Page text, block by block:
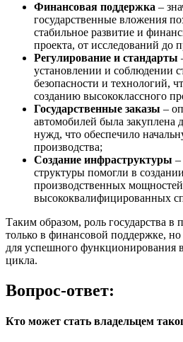
Финансовая поддержка –
государственные вложения
стабильное развитие и
проекта, от исследований до
Регулирование и стандарты
установлении и соблюдении
безопасности и технологий,
созданию высококлассного
Государственные заказы –
автомобилей была закуплена
нужд, что обеспечило
производства;
Создание инфраструктуры –
структуры помогли в
производственных
высококвалифицированных
Таким образом, роль государства в
только в финансовой поддержке,
для успешного функционирования
цикла.
Вопрос-ответ:
Кто может стать владельцем